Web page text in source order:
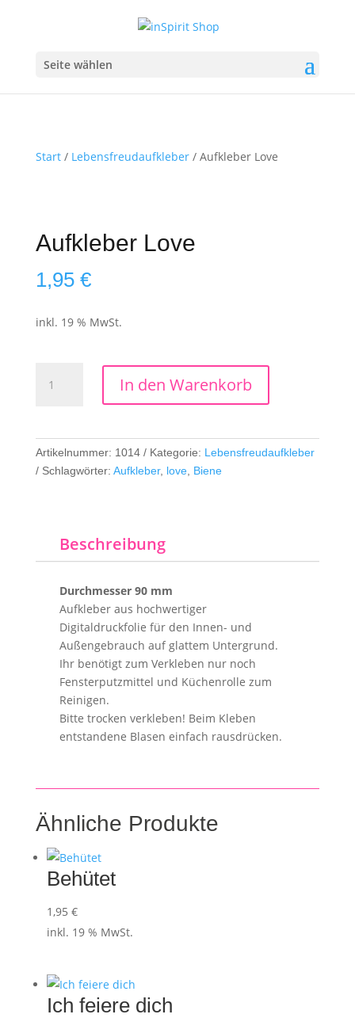
Seite wählen
Start/ Lebensfreudaufkleber/ Aufkleber Love
Aufkleber Love
1,95 €
inkl. 19 % MwSt.
Love
In den Warenkorb
Artikelnummer: 1014 Kategorie: Lebensfreudaufkleber
Schlagwörter: Aufkleber, love, Biene
Beschreibung
Durchmesser 90 mm
Aufkleber aus hochwertiger
Digitaldruckfolie für den Innen- und
Außengebrauch auf glattem Untergrund.
Ihr benötigt zum Verkleben nur noch
Fensterputzmittel und Küchenrolle zum
Reinigen.
Bitte trocken verkleben! Beim Kleben
entstandene Blasen einfach rausdrücken.
Ähnliche Produkte
Behütet
1,95 €
inkl. 19 % MwSt.
Ich feiere dich